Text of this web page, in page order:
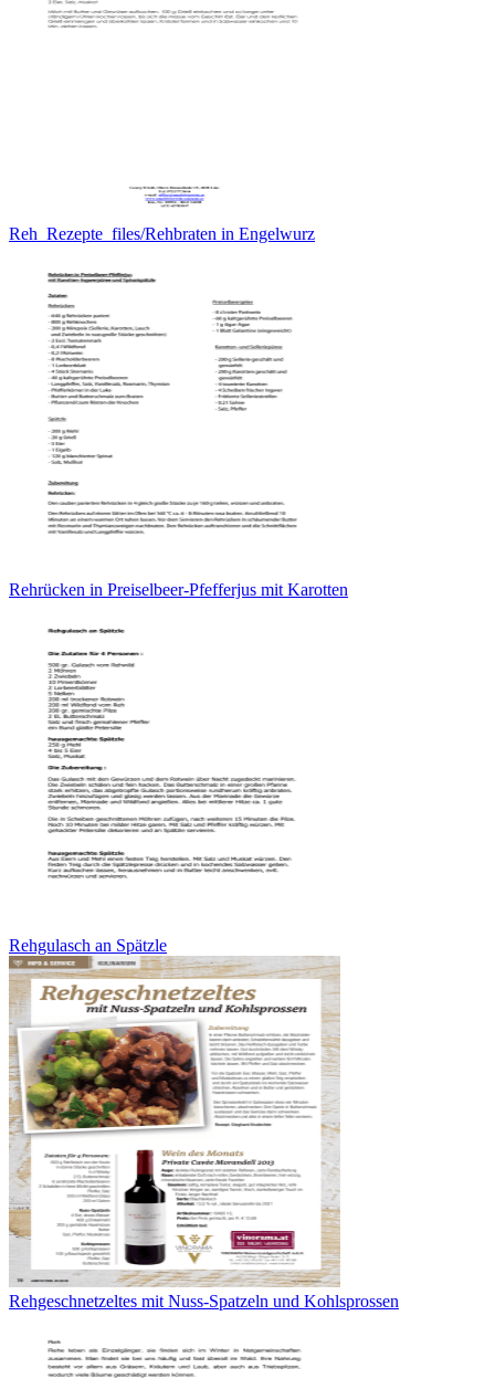
Reh_Rezepte_files/Rehbraten in Engelwurz
Rehrücken in Preiselbeer-Pfefferjus mit Karotten
Rehgulasch an Spätzle
Rehgeschnetzeltes mit Nuss-Spatzeln und Kohlsprossen